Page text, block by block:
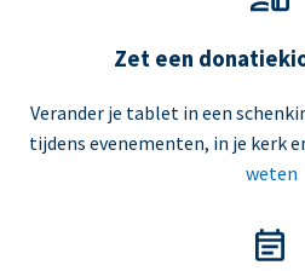
Zet een
Verander je tablet in een
tijdens evenementen, in je kerk
weten